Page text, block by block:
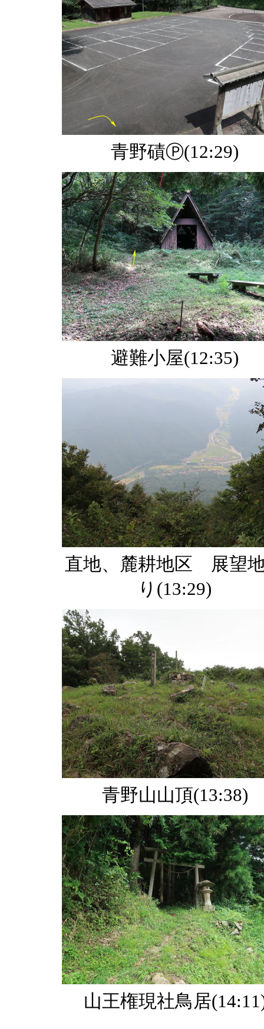
青野磧Ⓟ(12:29)
避難小屋(12:35)
直地、麓耕地区 展望
り(13:29)
青野山山頂(13:38)
山王権現社鳥居